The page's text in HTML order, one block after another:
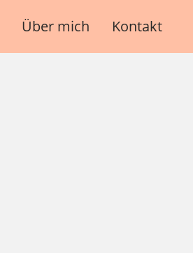
Über mich Kontakt